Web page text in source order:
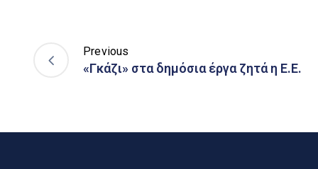
Previous
«Γκάζι» στα δημόσια έργα ζητά η Ε.Ε.